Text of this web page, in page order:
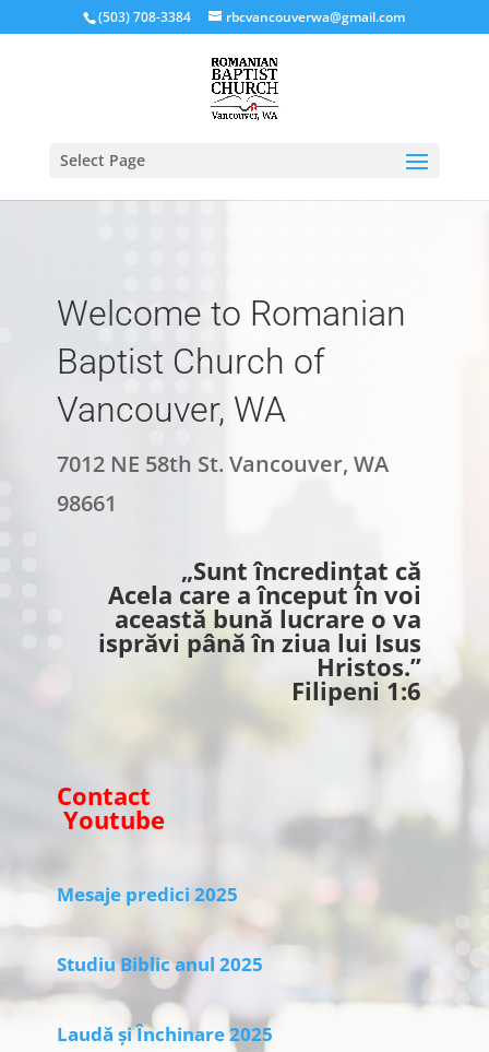
(503) 708-3384 rbcvancouverwa@gmail.com
Select Page
Welcome to Romanian
Baptist Church of
Vancouver, WA
7012 NE 58th St. Vancouver, WA
98661
„Sunt încredințat că
Acela care a început în voi
această bună lucrare o va
isprăvi până în ziua lui Isus
Hristos.”
Filipeni 1:6
Contact
Youtube
Mesaje predici 2025
Studiu Biblic anul 2025
Laudă și Închinare 2025